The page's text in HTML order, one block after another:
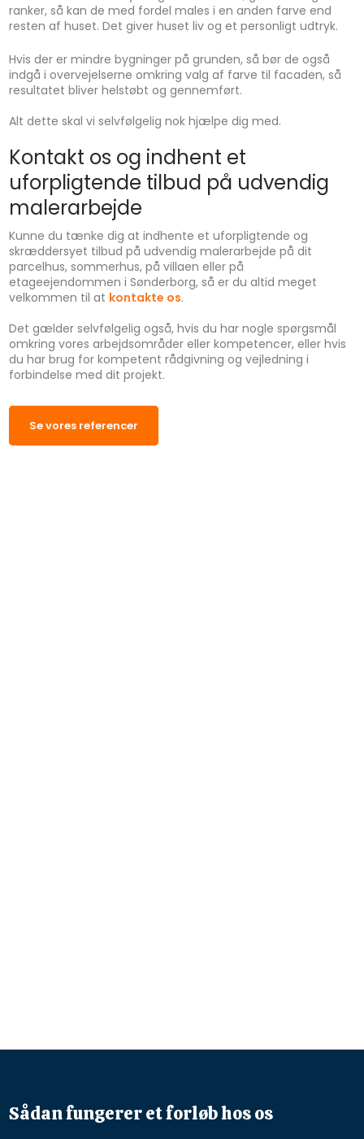
ranker, så kan de med fordel males i en anden farve end
resten af huset. Det giver huset liv og et personligt udtryk.
Hvis der er mindre bygninger på grunden, så bør de også
indgå i overvejelserne omkring valg af farve til facaden, så
resultatet bliver helstøbt og gennemført.
Alt dette skal vi selvfølgelig nok hjælpe dig med.
Kontakt os og indhent et
uforpligtende tilbud på udvendig
malerarbejde
Kunne du tænke dig at indhente et uforpligtende og
skræddersyet tilbud på udvendig malerarbejde på dit
parcelhus, sommerhus, på villaen eller på
etageejendommen i Sønderborg, så er du altid meget
velkommen til at kontakte os.
Det gælder selvfølgelig også, hvis du har nogle spørgsmål
omkring vores arbejdsområder eller kompetencer, eller hvis
du har brug for kompetent rådgivning og vejledning i
forbindelse med dit projekt.
​Se vores referencer
Sådan fungerer et forløb hos os